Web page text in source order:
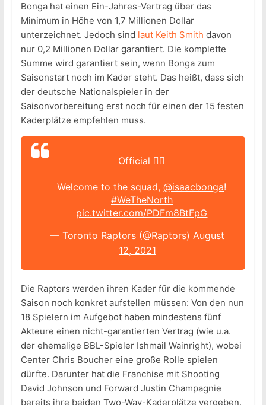
Bonga hat einen Ein-Jahres-Vertrag über das
Minimum in Höhe von 1,7 Millionen Dollar
unterzeichnet. Jedoch sind laut Keith Smith davon
nur 0,2 Millionen Dollar garantiert. Die komplette
Summe wird garantiert sein, wenn Bonga zum
Saisonstart noch im Kader steht. Das heißt, dass sich
der deutsche Nationalspieler in der
Saisonvorbereitung erst noch für einen der 15 festen
Kaderplätze empfehlen muss.
Official ✍🏽
Welcome to the squad,@isaacbonga!
#WeTheNorth
pic.twitter.com/PDFm8BtFpG
— Toronto Raptors (@Raptors)August
12, 2021
Die Raptors werden ihren Kader für die kommende
Saison noch konkret aufstellen müssen: Von den nun
18 Spielern im Aufgebot haben mindestens fünf
Akteure einen nicht-garantierten Vertrag (wie u.a.
der ehemalige BBL-Spieler Ishmail Wainright), wobei
Center Chris Boucher eine große Rolle spielen
dürfte. Darunter hat die Franchise mit Shooting
David Johnson und Forward Justin Champagnie
bereits ihre beiden Two-Way-Kaderplätze vergeben.